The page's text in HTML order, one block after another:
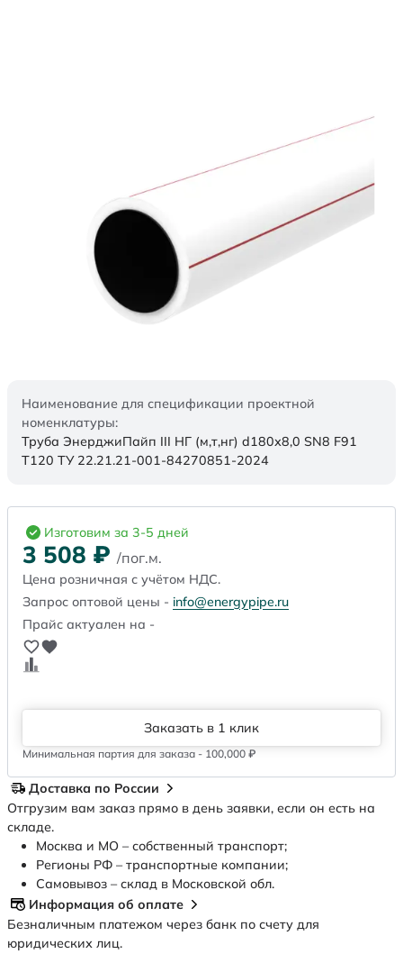
Наименование для спецификации проектной
номенклатуры:
Труба ЭнерджиПайп III НГ (м,т,нг) d180х8,0 SN8 F91
Т120 ТУ 22.21.21-001-84270851-2024
Изготовим за 3-5 дней
3 508 ₽ /пог.м.
Цена розничная с учётом НДС.
Запрос оптовой цены - info@energypipe.ru
Прайс актуален на -
Заказать в 1 клик
Минимальная партия для заказа - 100,000 ₽
Доставка по России
Отгрузим вам заказ прямо в день заявки, если он есть на
складе.
Москва и МО – собственный транспорт;
Регионы РФ – транспортные компании;
Самовывоз – склад в Московской обл.
Информация об оплате
Безналичным платежом через банк по счету для
юридических лиц.